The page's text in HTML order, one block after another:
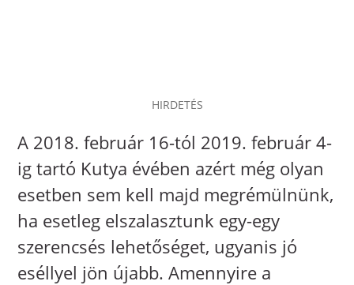
HIRDETÉS
A 2018. február 16-tól 2019. február 4-
ig tartó Kutya évében azért még olyan
esetben sem kell majd megrémülnünk,
ha esetleg elszalasztunk egy-egy
szerencsés lehetőséget, ugyanis jó
eséllyel jön újabb. Amennyire a